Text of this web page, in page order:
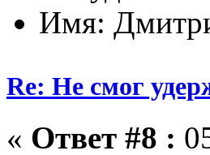
Имя:
Re: Не смог
« Ответ #8 :